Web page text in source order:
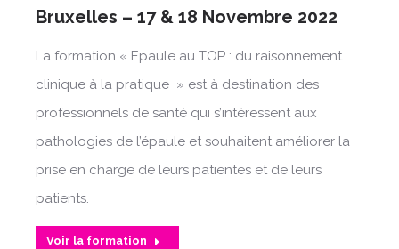
Bruxelles – 17 & 18 Novembre 2022
La formation « Epaule au TOP : du raisonnement
clinique à la pratique » est à destination des
professionnels de santé qui s’intéressent aux
pathologies de l’épaule et souhaitent améliorer la
prise en charge de leurs patientes et de leurs
patients.
Voir la formation